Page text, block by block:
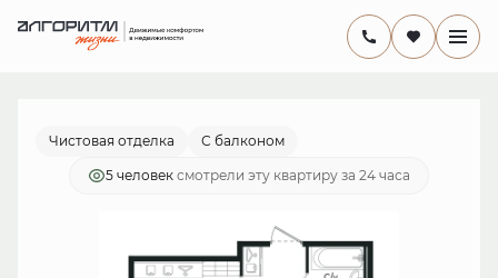
1-комнатная
7 935 477 руб.
от 23 088 руб./мес.
Чистовая отделка С балконом
5 человек смотрели эту квартиру за 24 часа